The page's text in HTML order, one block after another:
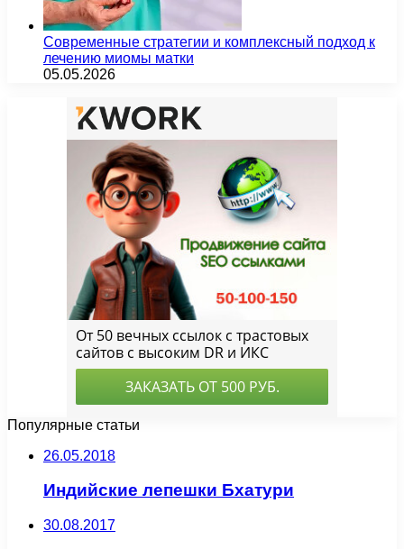
Современные стратегии и комплексный подход к
лечению миомы матки
05.05.2026
Популярные статьи
26.05.2018
Индийские лепешки Бхатури
30.08.2017